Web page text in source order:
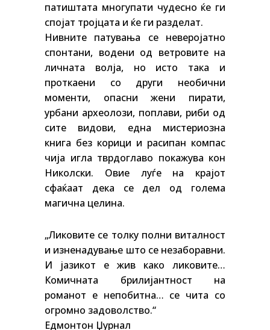
патиштата многупати чудесно ќе ги
спојат тројцата и ќе ги разделат.
Нивните патувања се неверојатно
спонтани, водени од ветровите на
личната волја, но исто така и
проткаени со други необични
моменти, опасни жени пирати,
урбани археолози, поплави, риби од
сите видови, една мистериозна
книга без корици и расипан компас
чија игла тврдоглаво покажува кон
Николски. Овие луѓе на крајот
сфаќаат дека се дел од голема
магична целина.
„Ликовите се толку полни виталност
и изненадување што се незаборавни.
И јазикот е жив како ликовите…
Комичната брилијантност на
романот е непобитна… се чита со
огромно задоволство.“
Едмонтон Џурнал